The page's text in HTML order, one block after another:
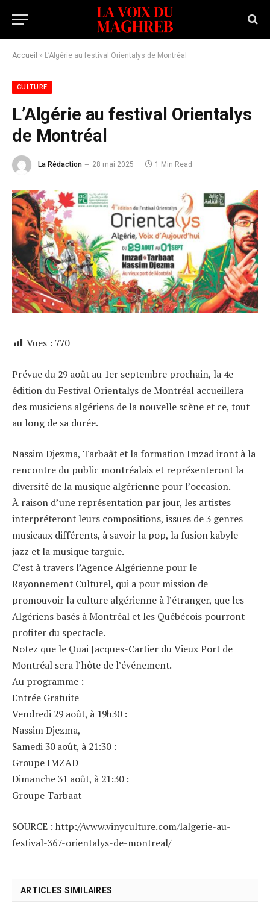
Accueil » L’Algérie au festival Orientalys de Montréal
CULTURE
L’Algérie au festival Orientalys
de Montréal
La Rédaction 28 mai 2025 1 Min Read
Vues : 770
Prévue du 29 août au 1er septembre prochain, la 4e
édition du Festival Orientalys de Montréal accueillera
des musiciens algériens de la nouvelle scène et ce, tout
au long de sa durée.
Nassim Djezma, Tarbaât et la formation Imzad iront à la
rencontre du public montréalais et représenteront la
diversité de la musique algérienne pour l’occasion.
À raison d’une représentation par jour, les artistes
interpréteront leurs compositions, issues de 3 genres
musicaux différents, à savoir la pop, la fusion kabyle-
jazz et la musique targuie.
C’est à travers l’Agence Algérienne pour le
Rayonnement Culturel, qui a pour mission de
promouvoir la culture algérienne à l’étranger, que les
Algériens basés à Montréal et les Québécois pourront
profiter du spectacle.
Notez que le Quai Jacques-Cartier du Vieux Port de
Montréal sera l’hôte de l’événement.
Au programme :
Entrée Gratuite
Vendredi 29 août, à 19h30 :
Nassim Djezma,
Samedi 30 août, à 21:30 :
Groupe IMZAD
Dimanche 31 août, à 21:30 :
Groupe Tarbaat
SOURCE : http://www.vinyculture.com/lalgerie-au-
festival-367-orientalys-de-montreal/
ARTICLES SIMILAIRES